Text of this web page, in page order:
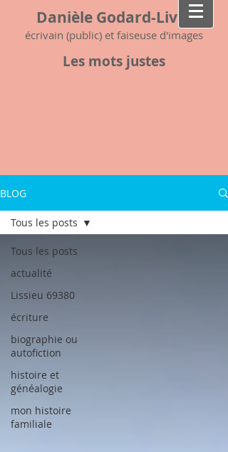
Danièle Godard-Livet
écrivain (public) et faiseuse d'images
Les mots justes
BLOG
Tous les posts
actualité
Lissieu 69380
écriture
biographie ou
autofiction
histoire et
généalogie
mon histoire
familiale
Tous les posts